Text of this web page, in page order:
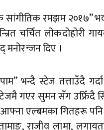
सांगीतिक रमझम २०१७”
चर्चित लोकदोहोरी
दिए ।
भन्दै स्टेज तत्ताउँदै गर्दा
गएर सुमन सँग उफ्रिँदै
एल्बमका गितहरू पनि